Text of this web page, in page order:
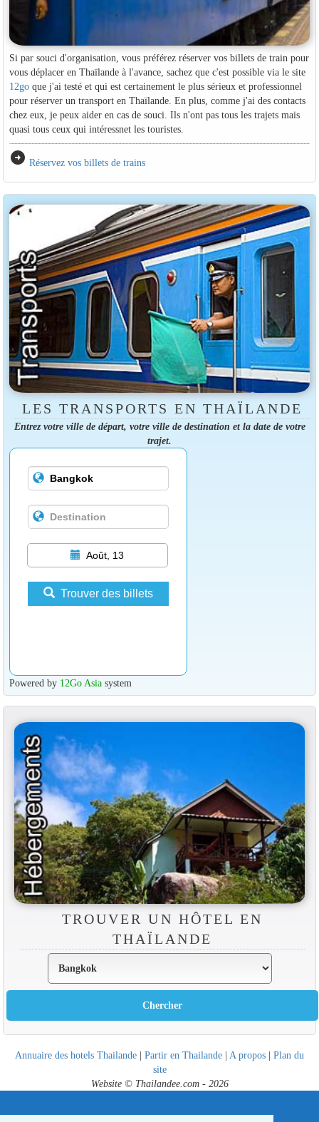
Si par souci d'organisation, vous préférez réserver vos billets de train pour
vous déplacer en Thaïlande à l'avance, sachez que c'est possible via le site
12goque j'ai testé et qui est certainement le plus sérieux et professionnel
pour réserver un transport en Thaïlande. En plus, comme j'ai des contacts
chez eux, je peux aider en cas de souci. Ils n'ont pas tous les trajets mais
quasi tous ceux qui intéressnet les touristes.
arrow_circle_right Réservez vos billets de trains
LES TRANSPORTS EN THAÏLANDE
Entrez votre ville de départ, votre ville de destination et la date de votre
trajet.
Août, 13
Trouver des billets
Powered by 12Go Asiasystem
TROUVER UN HÔTEL EN
THAÏLANDE
Annuaire des hotels Thailande | Partir en Thailande | A propos | Plan du
site
Website © Thailandee.com - 2026